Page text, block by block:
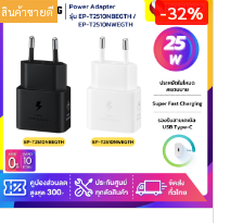
สินค้าขายดี -32%